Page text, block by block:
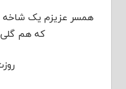
همسر عزیزم یک شاخه
که هم